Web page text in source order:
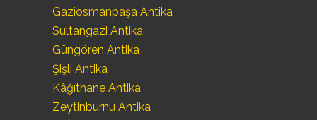
Gaziosmanpaşa Antika
Sultangazi Antika
Güngören Antika
Şişli Antika
Kâğıthane Antika
Zeytinburnu Antika